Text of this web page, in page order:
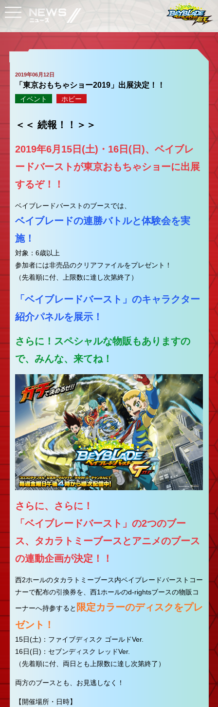
2019年06月12日
「東京おもちゃショー2019」出展決定！！
イベント ホビー
＜＜ 続報！！＞＞
2019年6月15日(土)・16日(日)、ベイブレ
ードバーストが東京おもちゃショーに出展
するぞ！！
ベイブレードバーストのブースでは、
ベイブレードの連勝バトルと体験会を実
施！
対象：6歳以上
参加者には非売品のクリアファイルをプレゼント！
（先着順に付、上限数に達し次第終了）
「ベイブレードバースト」のキャラクター
紹介パネルを展示！
さらに！スペシャルな物販もありますの
で、みんな、来てね！
さらに、さらに！
「ベイブレードバースト」の2つのブー
ス、タカラトミーブースとアニメのブース
の連動企画が決定！！
西2ホールのタカラトミーブース内ベイブレードバーストコー
ナーで配布の引換券を、西1ホールのd-rightsブースの物販コ
ーナーへ持参すると 限定カラーのディスクをプレ
ゼント！
15日(土)：ファイブディスク ゴールドVer.
16日(日)：セブンディスク レッドVer.
（先着順に付、両日とも上限数に達し次第終了）
両方のブースとも、お見逃しなく！
【開催場所・日時】